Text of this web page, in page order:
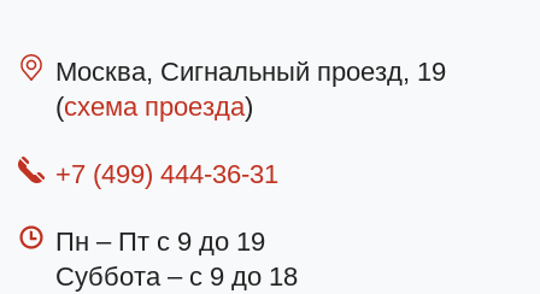
Москва, Сигнальный проезд, 19
(схема проезда)
+7 (499) 444-36-31
Пн – Пт с 9 до 19
Суббота – с 9 до 18